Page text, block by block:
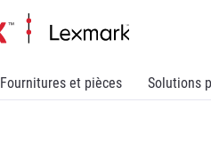
Fournitures et pièces Solutions